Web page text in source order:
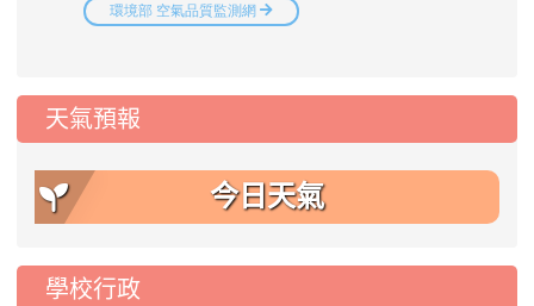
天氣預報
今日天氣
學校行政